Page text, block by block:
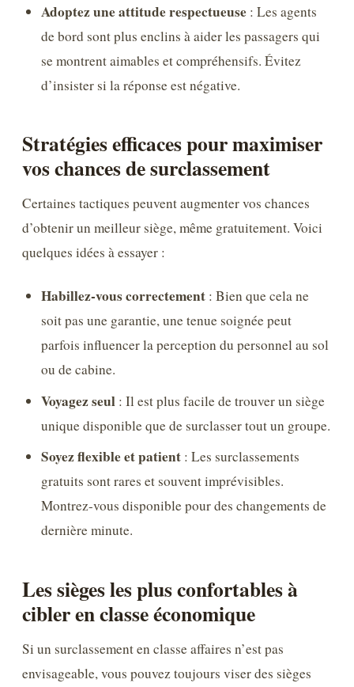
Adoptez une attitude respectueuse : Les agents
de bord sont plus enclins à aider les passagers qui
se montrent aimables et compréhensifs. Évitez
d’insister si la réponse est négative.
Stratégies efficaces pour maximiser
vos chances de surclassement
Certaines tactiques peuvent augmenter vos chances
d’obtenir un meilleur siège, même gratuitement. Voici
quelques idées à essayer :
Habillez-vous correctement : Bien que cela ne
soit pas une garantie, une tenue soignée peut
parfois influencer la perception du personnel au sol
ou de cabine.
Voyagez seul : Il est plus facile de trouver un siège
unique disponible que de surclasser tout un groupe.
Soyez flexible et patient : Les surclassements
gratuits sont rares et souvent imprévisibles.
Montrez-vous disponible pour des changements de
dernière minute.
Les sièges les plus confortables à
cibler en classe économique
Si un surclassement en classe affaires n’est pas
envisageable, vous pouvez toujours viser des sièges